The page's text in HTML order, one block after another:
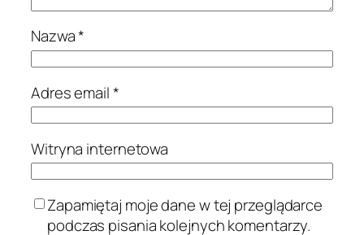
Nazwa*
Adres email*
Witryna internetowa
Zapamiętaj moje dane w tej przeglądarce
podczas pisania kolejnych komentarzy.